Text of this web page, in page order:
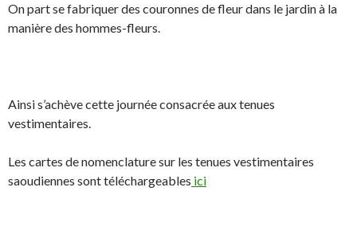
On part se fabriquer des couronnes de fleur dans le jardin à la
manière des hommes-fleurs.
Ainsi s’achève cette journée consacrée aux tenues
vestimentaires.
Les cartes de nomenclature sur les tenues vestimentaires
saoudiennes sont téléchargeables ici